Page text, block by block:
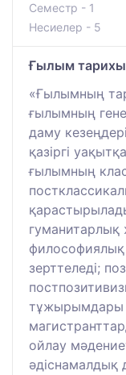
Семестр - 1
Несиелер - 5
Ғылым
«Ғылымның
ғылымның
даму
қазіргі
ғылымның
философиялық
зерттеледі;
тұжырымдары
ойлау
әдіснамалдық